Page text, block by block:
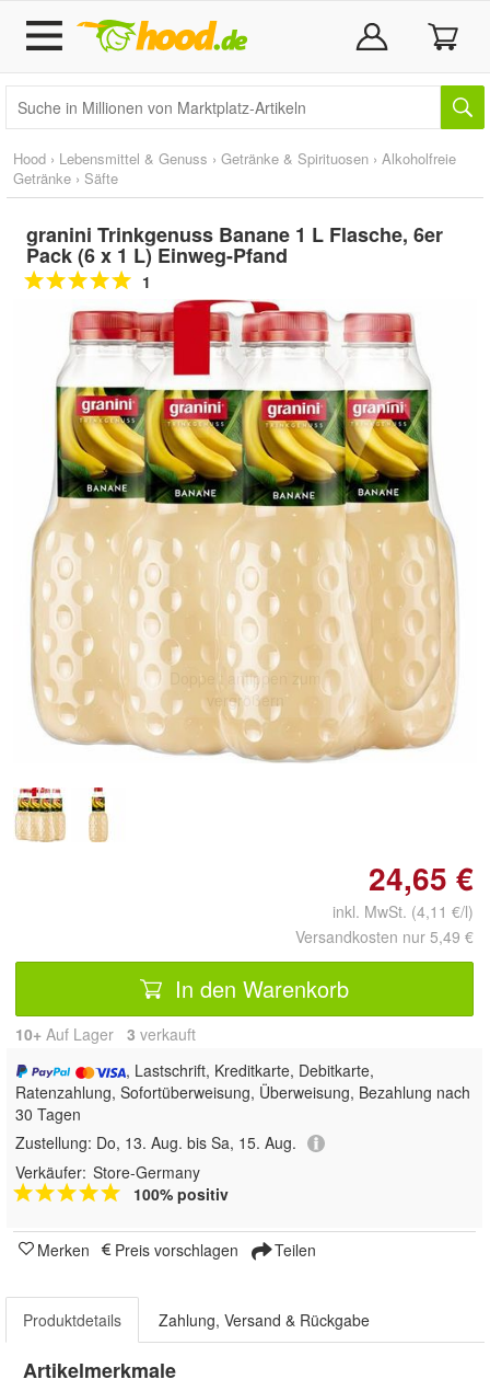
Hood › Lebensmittel & Genuss › Getränke & Spirituosen › Alkoholfreie
Getränke › Säfte
granini Trinkgenuss Banane 1 L Flasche, 6er
Pack (6 x 1 L) Einweg-Pfand
1
Doppelt antippen zum
vergrößern
24,65 €
inkl. MwSt. (4,11 €/l)
Versandkosten nur 5,49 €
In den Warenkorb
10+ Auf Lager 3 verkauft
, Lastschrift, Kreditkarte, Debitkarte,
Ratenzahlung, Sofortüberweisung, Überweisung, Bezahlung nach
30 Tagen
Zustellung: Do, 13. Aug. bis Sa, 15. Aug.
Verkäufer: Store-Germany
100% positiv
Merken Preis vorschlagen Teilen
Produktdetails Zahlung, Versand & Rückgabe
Artikelmerkmale